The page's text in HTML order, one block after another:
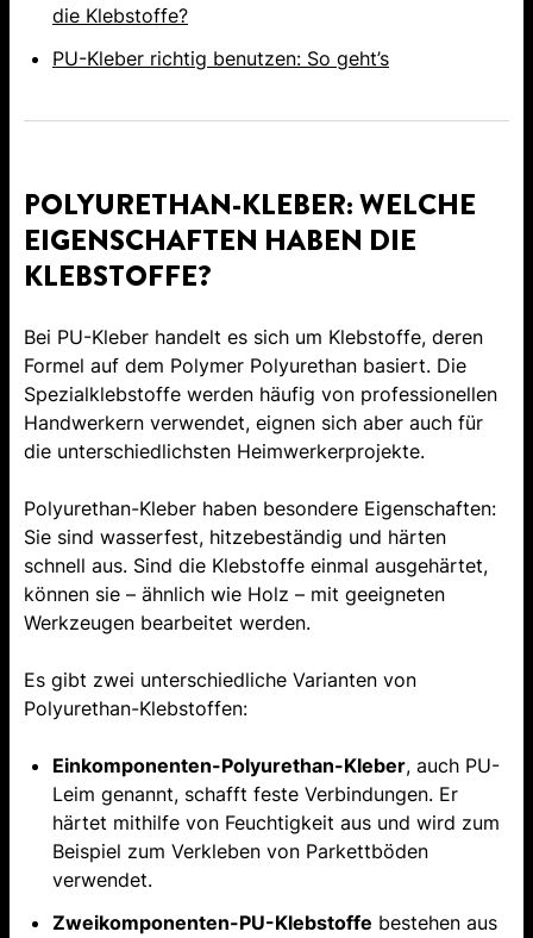
die Klebstoffe?
PU-Kleber richtig benutzen: So geht’s
POLYURETHAN-KLEBER: WELCHE
EIGENSCHAFTEN HABEN DIE
KLEBSTOFFE?
Bei PU-Kleber handelt es sich um Klebstoffe, deren
Formel auf dem Polymer Polyurethan basiert. Die
Spezialklebstoffe werden häufig von professionellen
Handwerkern verwendet, eignen sich aber auch für
die unterschiedlichsten Heimwerkerprojekte.
Polyurethan-Kleber haben besondere Eigenschaften:
Sie sind wasserfest, hitzebeständig und härten
schnell aus. Sind die Klebstoffe einmal ausgehärtet,
können sie – ähnlich wie Holz – mit geeigneten
Werkzeugen bearbeitet werden.
Es gibt zwei unterschiedliche Varianten von
Polyurethan-Klebstoffen:
Einkomponenten-Polyurethan-Kleber, auch PU-
Leim genannt, schafft feste Verbindungen. Er
härtet mithilfe von Feuchtigkeit aus und wird zum
Beispiel zum Verkleben von Parkettböden
verwendet.
Zweikomponenten-PU-Klebstoffe bestehen aus